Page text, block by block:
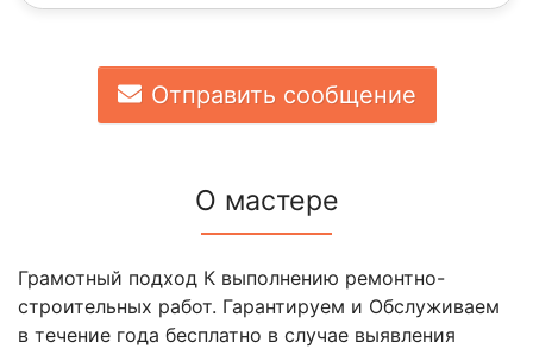
Отправить сообщение
О мастере
Грамотный подход К выполнению ремонтно-
строительных работ. Гарантируем и Обслуживаем
в течение года бесплатно в случае выявления